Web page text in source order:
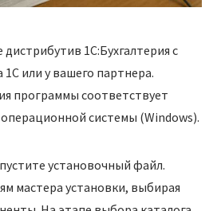
дистрибутив 1С:Бухгалтерия с
или у вашего партнера.
программы соответствует
системы (Windows).
установочный файл.
мастера установки, выбирая